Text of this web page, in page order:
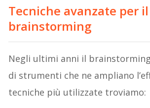
Tecniche avanzate per il
brainstorming
Negli ultimi anni il
di strumenti che ne ampliano
tecniche più utilizzate troviamo: